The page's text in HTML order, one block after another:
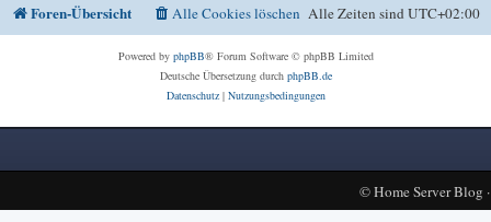
Foren-Übersicht Alle Zeiten sindUTC+02:00
Alle Cookies löschen
Powered by phpBB® Forum Software © phpBB Limited
Deutsche Übersetzung durch phpBB.de
Datenschutz| Nutzungsbedingungen
©Home Server Blog